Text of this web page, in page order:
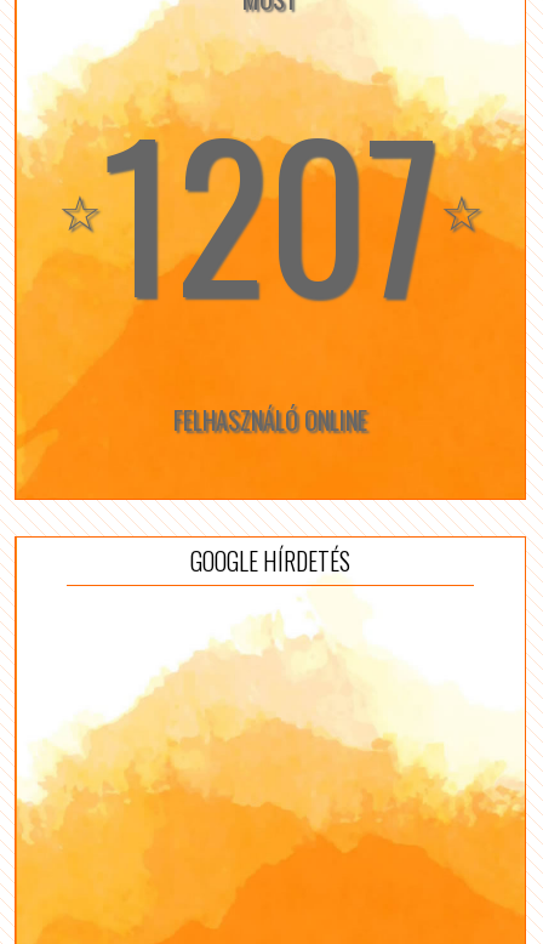
☆1207☆
FELHASZNÁLÓ ONLINE
GOOGLE HÍRDETÉS